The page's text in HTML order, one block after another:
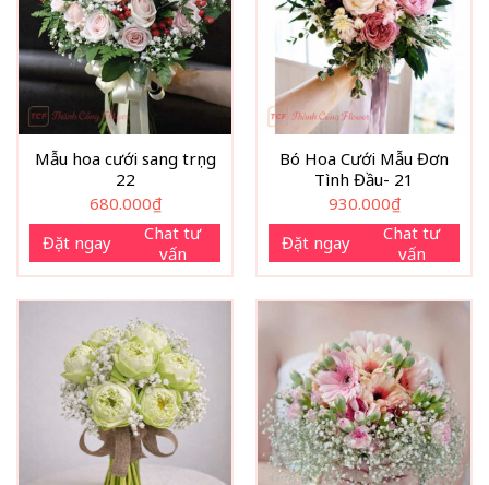
Mẫu hoa cưới sang trọng
22
680.000₫
Đặt ngay
Chat tư
vấn
Bó Hoa Cưới Mẫu Đơn
Tình Đầu- 21
930.000₫
Đặt ngay
Chat tư
vấn